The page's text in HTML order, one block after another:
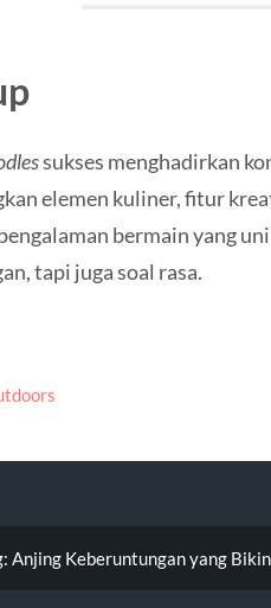
sukses menghadirkan
elemen kuliner, fitur
bermain yang
tapi juga soal rasa.
Anjing Keberuntungan yang